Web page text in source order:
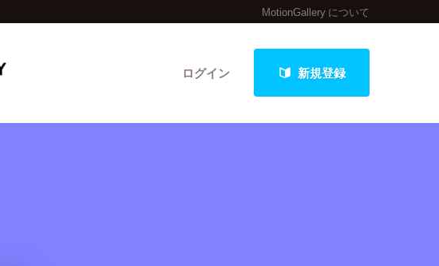
MotionGallery について
ログイン 新規登録